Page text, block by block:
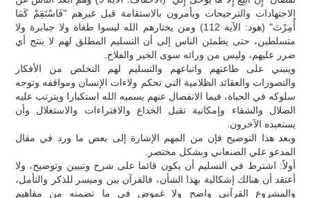
الاجتهادات والترجيحات ويأمرون بالاستقامة قبل غيرهم "فَاسْتَقِمْ كَمَا
أُمِرْتَ" (هود: الآية 112) ومن يختارهم الله ليسوا طغاة ولا جبابرة ولا
متسلطين، حتى يطمئن الناس إلى أن التسليم المطلق لهم لا ينتج أي
ضرر عليهم، وليس من ورائه سوى الخير والفلاح.
وينبني على طاعتهم واتباعهم والتسليم لهم التخلص من الأفكار
والتصورات والعقائد الظلامية التي تحكم ولاءات الإنسان ومواقفه وتوجه
سلوكه في الحياة، فيما الانفصال عنهم يسميه الله استكبارا ويترتب عليه
الضلال والشقاء وإمكانية تقبل الخداع والافتراءات والاستغلال وأن
يستعبده الآخرون.
وبعد هذا التوضيح فإن من المهم الإشارة إلى بعض ما ورد في مقال
المدعو علي الصنعاني وبشكل مختصر.
أولاً: اشترط في التسليم أن يكون قائما على شرح وتبيين وتوضيح، ولا
أعتقد أن هنالك إشكالية بهذا الشأن، فالقرآن بين وميسر للذكر والتأمل،
والمشروع القرآني واضح ولا غموض في ما تضمنه من مفاهيم